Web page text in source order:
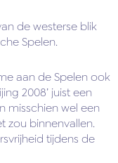
de westerse blik
Spelen.
aan de Spelen ook
2008’ juist een
misschien wel een
zou binnenvallen.
tijdens de